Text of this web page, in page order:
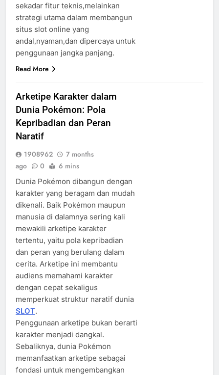
sekadar fitur teknis,melainkan
strategi utama dalam membangun
situs slot online yang
andal,nyaman,dan dipercaya untuk
penggunaan jangka panjang.
Read More
Arketipe Karakter dalam
Dunia Pokémon: Pola
Kepribadian dan Peran
Naratif
1908962
7 months
ago
0 6 mins
Dunia Pokémon dibangun dengan
karakter yang beragam dan mudah
dikenali. Baik Pokémon maupun
manusia di dalamnya sering kali
mewakili arketipe karakter
tertentu, yaitu pola kepribadian
dan peran yang berulang dalam
cerita. Arketipe ini membantu
audiens memahami karakter
dengan cepat sekaligus
memperkuat struktur naratif dunia
SLOT.
Penggunaan arketipe bukan berarti
karakter menjadi dangkal.
Sebaliknya, dunia Pokémon
memanfaatkan arketipe sebagai
fondasi untuk mengembangkan